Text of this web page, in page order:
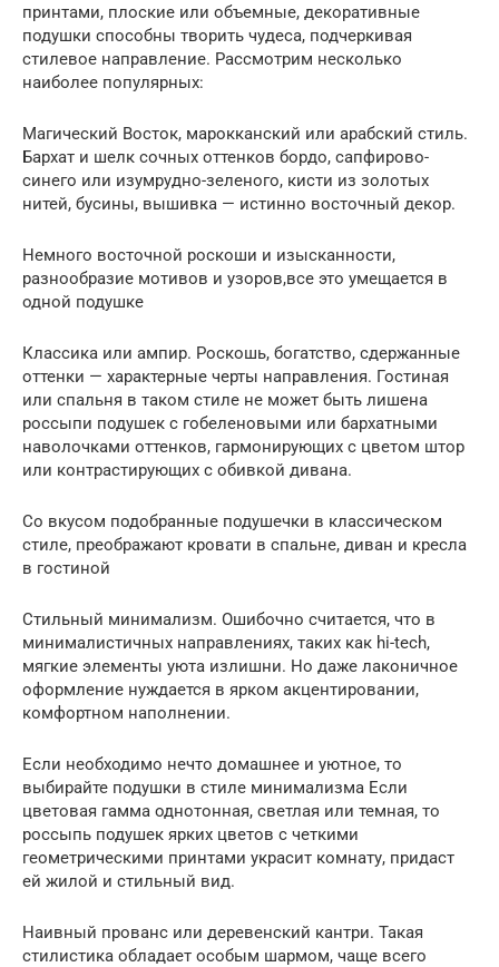
принтами, плоские или объемные, декоративные
подушки способны творить чудеса, подчеркивая
стилевое направление. Рассмотрим несколько
наиболее популярных:
Магический Восток, марокканский или арабский стиль.
Бархат и шелк сочных оттенков бордо, сапфирово-
синего или изумрудно-зеленого, кисти из золотых
нитей, бусины, вышивка — истинно восточный декор.
Немного восточной роскоши и изысканности,
разнообразие мотивов и узоров,все это умещается в
одной подушке
Классика или ампир. Роскошь, богатство, сдержанные
оттенки — характерные черты направления. Гостиная
или спальня в таком стиле не может быть лишена
россыпи подушек с гобеленовыми или бархатными
наволочками оттенков, гармонирующих с цветом штор
или контрастирующих с обивкой дивана.
Со вкусом подобранные подушечки в классическом
стиле, преображают кровати в спальне, диван и кресла
в гостиной
Стильный минимализм. Ошибочно считается, что в
минималистичных направлениях, таких как hi-tech,
мягкие элементы уюта излишни. Но даже лаконичное
оформление нуждается в ярком акцентировании,
комфортном наполнении.
Если необходимо нечто домашнее и уютное, то
выбирайте подушки в стиле минимализма Если
цветовая гамма однотонная, светлая или темная, то
россыпь подушек ярких цветов с четкими
геометрическими принтами украсит комнату, придаст
ей жилой и стильный вид.
Наивный прованс или деревенский кантри. Такая
стилистика обладает особым шармом, чаще всего